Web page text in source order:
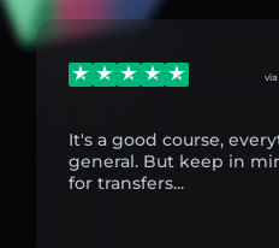
via
It's a good course,
general. But keep in
for transfers...